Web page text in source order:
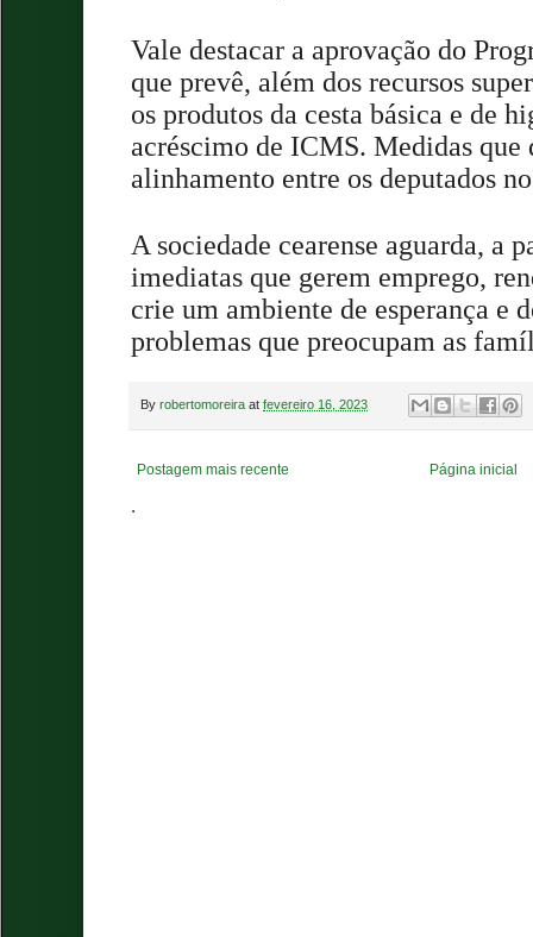
Vale destacar a aprovação do
que prevê, além dos recursos
os produtos da cesta básica e de
acréscimo de ICMS. Medidas que
alinhamento entre os deputados
A sociedade cearense aguarda, a
imediatas que gerem emprego,
crie um ambiente de esperança e
problemas que preocupam as
By robertomoreira at fevereiro 16, 2023
Postagem mais recente Página inicial
.